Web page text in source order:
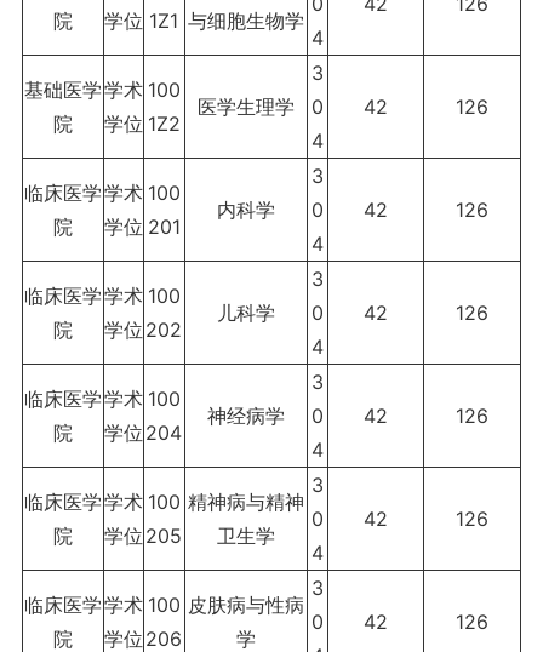
院
学位 1Z1 与细胞生物学
4
基础医学
院
学术
学位
100
1Z2
医学生理学
3
0
4
42 126
临床医学
院
学术
学位
100
201
内科学
3
0
4
42 126
临床医学
院
学术
学位
100
202
儿科学
3
0
4
42 126
临床医学
院
学术
学位
100
204
神经病学
3
0
4
42 126
临床医学
院
学术
学位
100
205
精神病与精神
卫生学
3
0
4
42 126
临床医学
院
学术
学位
100
206
皮肤病与性病
学
3
0
42 126